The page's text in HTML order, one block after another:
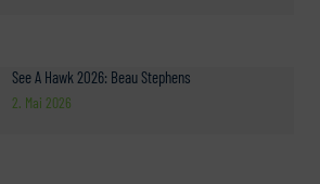
See A Hawk 2026: Beau Stephens
2. Mai 2026